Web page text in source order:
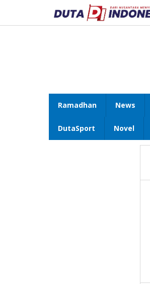
konten
Ramadhan News
DutaSport Novel